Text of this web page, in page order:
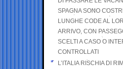
SPAGNA SONO
LUNGHE CODE AL
ARRIVO, CON
SCELTI A CASO O
CONTROLLATI
L’ITALIA RISCHIA DI